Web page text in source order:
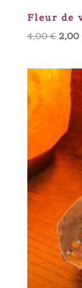
Fleur de
4,00€ Le
était :
4,00
2,00